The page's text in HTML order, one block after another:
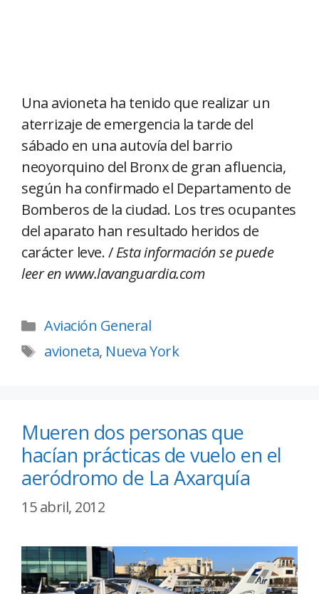
Una avioneta ha tenido que realizar un
aterrizaje de emergencia la tarde del
sábado en una autovía del barrio
neoyorquino del Bronx de gran afluencia,
según ha confirmado el Departamento de
Bomberos de la ciudad. Los tres ocupantes
del aparato han resultado heridos de
carácter leve. /Esta información se puede
leer en www.lavanguardia.com
Aviación General
avioneta, Nueva York
Mueren dos personas que
hacían prácticas de vuelo en el
aeródromo de La Axarquía
15 abril, 2012